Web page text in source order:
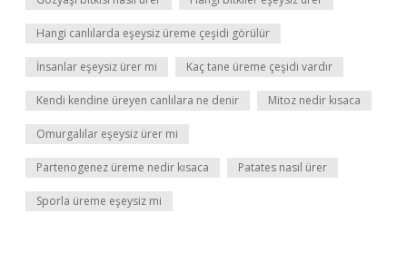
Hangi canlılarda eşeysiz üreme çeşidi görülür
İnsanlar eşeysiz ürer mi Kaç tane üreme çeşidi vardır
Kendi kendine üreyen canlılara ne denir Mitoz nedir kısaca
Omurgalılar eşeysiz ürer mi
Partenogenez üreme nedir kısaca Patates nasıl ürer
Sporla üreme eşeysiz mi